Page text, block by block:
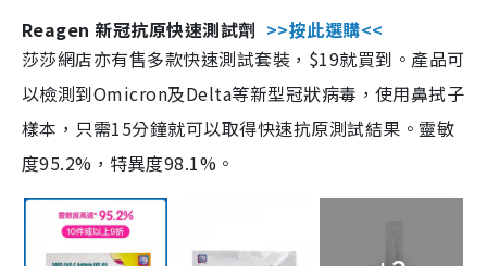
Reagen 新冠抗原快速測試劑 >>按此選購<<
莎莎網店亦有售多款快速測試套裝，$19就買到。產品可
以檢測到Omicron及Delta等新型冠狀病毒，使用鼻拭子
樣本，只需15分鐘就可以取得快速抗原測試結果。靈敏
度95.2%，特異度98.1%。